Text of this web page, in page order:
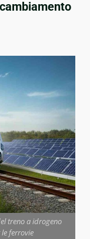
treno a idrogeno
ferrovie